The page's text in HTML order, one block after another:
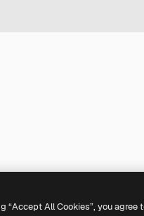
“Accept All Cookies”, you